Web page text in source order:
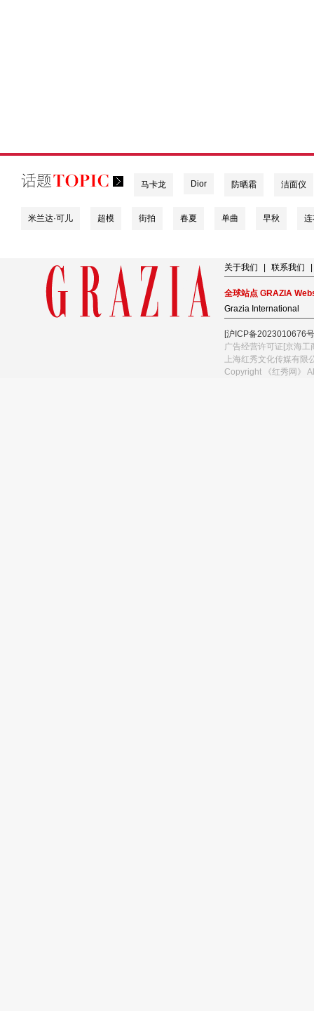
马卡龙 Dior 防晒霜 洁面仪
米兰达·可儿 超模 街拍 春夏 单曲 早秋
关于我们 联系我们
全球站点 GRAZIA
Grazia International
[沪ICP备2023010676
广告经营许可证[京海
上海红秀文化传媒有限
Copyright 《红秀网》